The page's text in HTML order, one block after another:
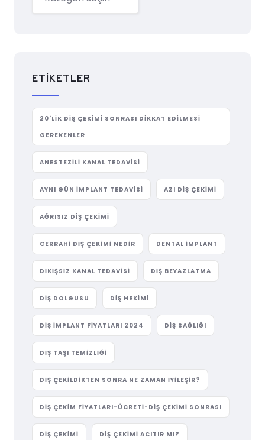
ETIKETLER
20'LIK DIŞ ÇEKIMI SONRASI DIKKAT EDILMESI
GEREKENLER
ANESTEZILI KANAL TEDAVISI
AYNI GÜN IMPLANT TEDAVISI AZI DIŞ ÇEKIMI
AĞRISIZ DIŞ ÇEKIMI
CERRAHI DIŞ ÇEKIMI NEDIR DENTAL IMPLANT
DIKIŞSIZ KANAL TEDAVISI DIŞ BEYAZLATMA
DIŞ DOLGUSU DIŞ HEKIMI
DIŞ IMPLANT FIYATLARI 2024 DIŞ SAĞLIĞI
DIŞ TAŞI TEMIZLIĞI
DIŞ ÇEKILDIKTEN SONRA NE ZAMAN İYILEŞIR?
DIŞ ÇEKIM FIYATLARI-ÜCRETI-DIŞ ÇEKIMI SONRASI
DIŞ ÇEKIMI DIŞ ÇEKIMI ACITIR MI?